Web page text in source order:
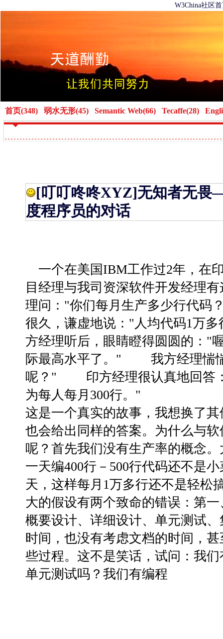
W3China社区
首页(348) 弱水无形(45) Semantic Web(66) Tecaffe(28)
[叮叮咚咚XYZ]无知者无畏
度程序员的对话
一个在美国IBM工作过2年，在
目经理与我司资深软件开发经理
理问："你们每月生产多少行代
很久，谦虚地说："人均代码1万
方经理听后，眼睛瞪得圆圆的："
际最高水平了。" 我方经理惴
呢？" 印方经理很认真地回答
为每人每月300行。"
这是一个真实的故事，我想换了
也会给出同样的答案。为什么与
呢？首先我们没有生产率的概念
一天编400行－500行代码还不是
天，这样每月1万多行还不是轻松
大的假设有两个致命的错误：第
概要设计、详细设计、单元测试
时间，也没有考虑文档的时间，
些过程。这不是笑话，试问：我
单元测试吗？我们有编程